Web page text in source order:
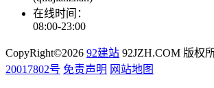
在线时间：
08:00-23:00
CopyRight©2026 92建站 92JZH.COM 版权
20017802号 免责声明 网站地图